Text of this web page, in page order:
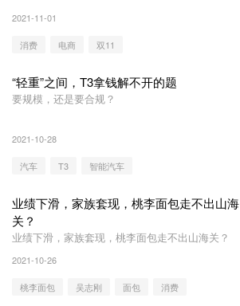
2021-11-01
消费 电商 双11
“轻重”之间，T3拿钱解不开的题
要规模，还是要合规？
2021-10-28
汽车 T3 智能汽车
业绩下滑，家族套现，桃李面包走不出山海
关？
业绩下滑，家族套现，桃李面包走不出山海关？
2021-10-26
桃李面包 吴志刚 面包 消费